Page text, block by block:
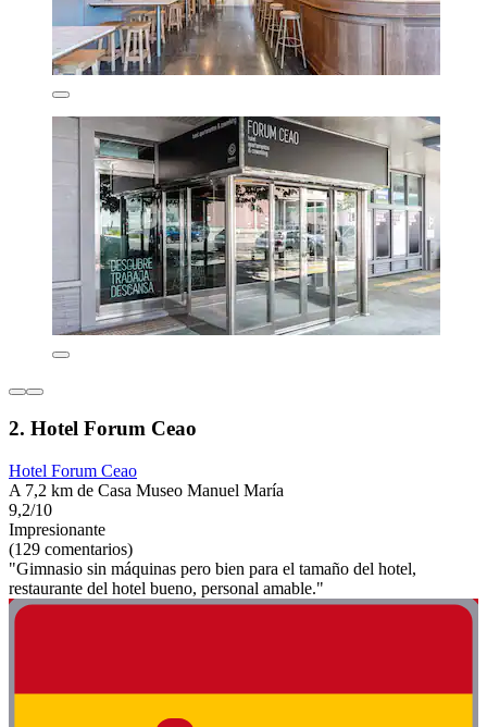
2. Hotel Forum Ceao
Hotel Forum Ceao
A 7,2 km de Casa Museo Manuel María
9,2/10
Impresionante
(129 comentarios)
"Gimnasio sin máquinas pero bien para el tamaño del hotel,
restaurante del hotel bueno, personal amable."